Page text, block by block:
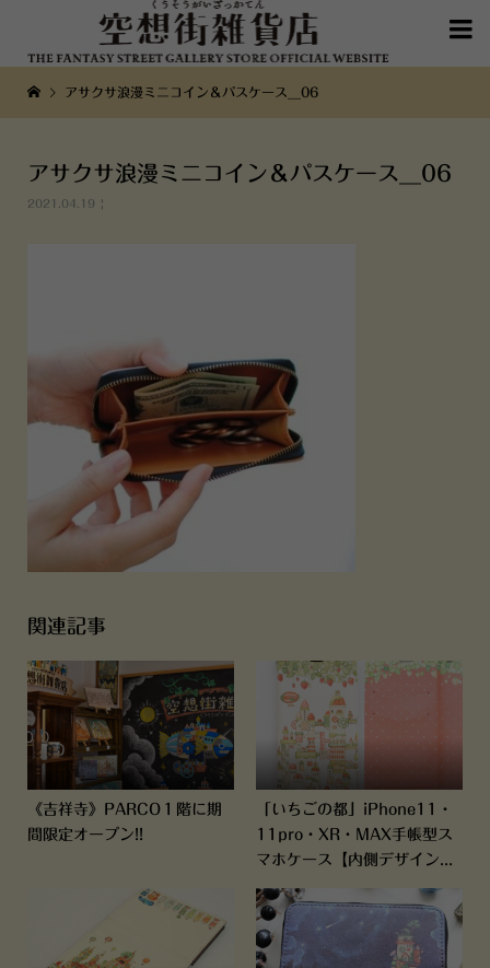

アサクサ浪漫ミニコイン＆パスケース__06
アサクサ浪漫ミニコイン＆パスケース__06
2021.04.19
関連記事
《吉祥寺》PARCO１階に期
間限定オープン!!
「いちごの都」iPhone11・
11pro・XR・MAX手帳型ス
マホケース【内側デザイン...